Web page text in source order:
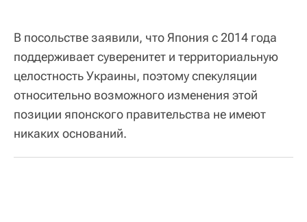
В посольстве заявили, что Япония с 2014 года
поддерживает суверенитет и территориальную
целостность Украины, поэтому спекуляции
относительно возможного изменения этой
позиции японского правительства не имеют
никаких оснований.